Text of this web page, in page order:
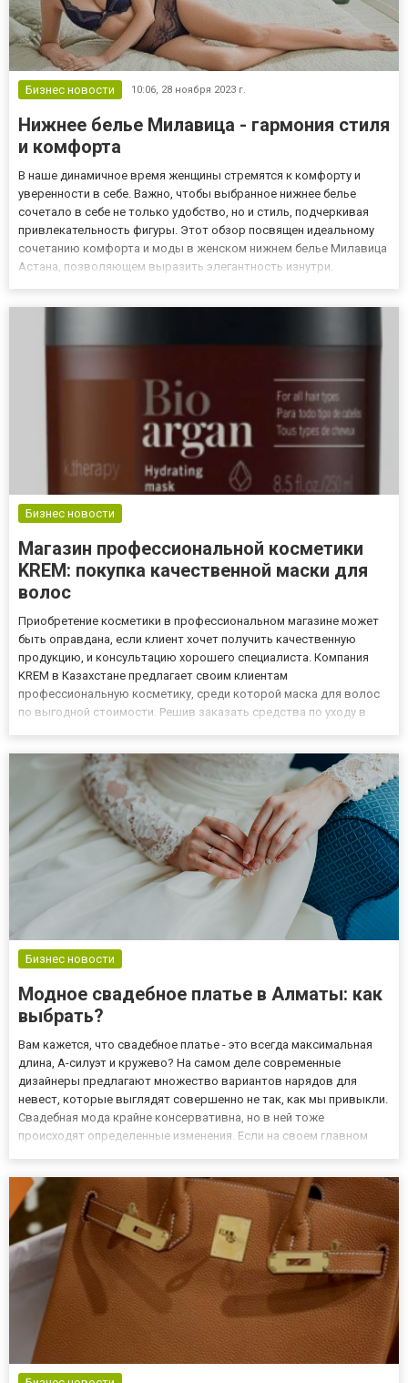
Бизнес новости 10:06, 28 ноября 2023 г.
Нижнее белье Милавица - гармония стиля
и комфорта
В наше динамичное время женщины стремятся к комфорту и
уверенности в себе. Важно, чтобы выбранное нижнее белье
сочетало в себе не только удобство, но и стиль, подчеркивая
привлекательность фигуры. Этот обзор посвящен идеальному
сочетанию комфорта и моды в женском нижнем белье Милавица
Астана, позволяющем выразить элегантность изнутри.
Бизнес новости
Магазин профессиональной косметики
KREM: покупка качественной маски для
волос
Приобретение косметики в профессиональном магазине может
быть оправдана, если клиент хочет получить качественную
продукцию, и консультацию хорошего специалиста. Компания
KREM в Казахстане предлагает своим клиентам
профессиональную косметику, среди которой маска для волос
по выгодной стоимости. Решив заказать средства по уходу в
Покупка ко...
Бизнес новости
Модное свадебное платье в Алматы: как
выбрать?
Вам кажется, что свадебное платье - это всегда максимальная
длина, А-силуэт и кружево? На самом деле современные
дизайнеры предлагают множество вариантов нарядов для
невест, которые выглядят совершенно не так, как мы привыкли.
Свадебная мода крайне консервативна, но в ней тоже
происходят определенные изменения. Если на своем главном
2023 года. Неск...